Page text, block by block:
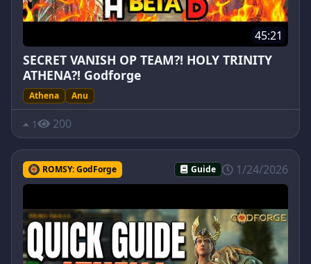
45:21
SECRET VANISH OP TEAM?! HOLY TRINITY
ATHENA?! Godforge
Athena Anu
1 200
ROMSY: GodForge Guide 1/24/2026